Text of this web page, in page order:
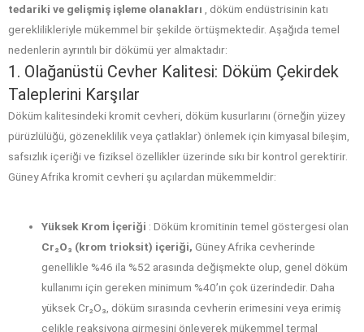
tedariki ve gelişmiş işleme olanakları , döküm endüstrisinin katı
gereklilikleriyle mükemmel bir şekilde örtüşmektedir. Aşağıda temel
nedenlerin ayrıntılı bir dökümü yer almaktadır:
1. Olağanüstü Cevher Kalitesi: Döküm Çekirdek
Taleplerini Karşılar
Döküm kalitesindeki kromit cevheri, döküm kusurlarını (örneğin yüzey
pürüzlülüğü, gözeneklilik veya çatlaklar) önlemek için kimyasal bileşim,
safsızlık içeriği ve fiziksel özellikler üzerinde sıkı bir kontrol gerektirir.
Güney Afrika kromit cevheri şu açılardan mükemmeldir:
Yüksek Krom İçeriği : Döküm kromitinin temel göstergesi olan
Cr₂O₃ (krom trioksit) içeriği, Güney Afrika cevherinde
genellikle %46 ila %52 arasında değişmekte olup, genel döküm
kullanımı için gereken minimum %40’ın çok üzerindedir. Daha
yüksek Cr₂O₃, döküm sırasında cevherin erimesini veya erimiş
çelikle reaksiyona girmesini önleyerek mükemmel termal